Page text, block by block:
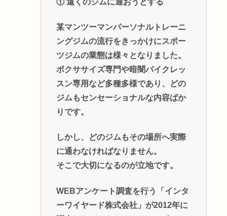
某マンツーマンパーソナルトレーニ
ングジムの流行をきっかけにスポー
ツジムの業態は様々となりました。
ボクササイズ専門や暗闇バイクレッ
スン専用など多種多様であり、どの
ジムもセンセーショナルな内容ばか
りです。
しかし、どのジムもその場所へ実際
に通わなければなりません。
そこで大切になるのが立地です。
WEBアンケート調査を行う「インタ
ーワイヤード株式会社」が2012年に